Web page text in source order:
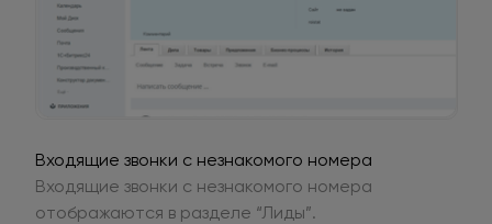
Входящие звонки с незнакомого номера
Входящие звонки с незнакомого номера
отображаются в разделе “Лиды”.